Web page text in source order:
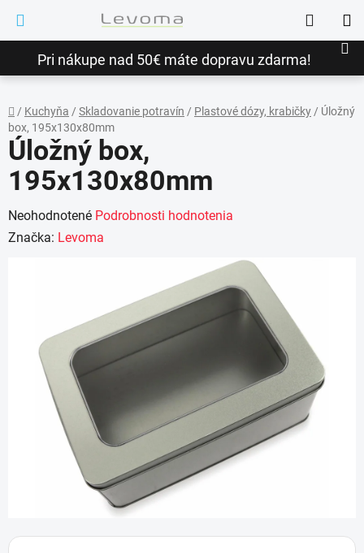
obsah
Pri nákupe nad 50€ máte dopravu zdarma!
Hľadať
Domov
/ Kuchyňa / Skladovanie potravín / Plastové dózy, krabičky/ Úložný
box, 195x130x80mm
Úložný box,
195x130x80mm
Priemerné
hodnotenie
hviezdičiek.
Neohodnotené Podrobnosti hodnotenia
Značka: Levoma